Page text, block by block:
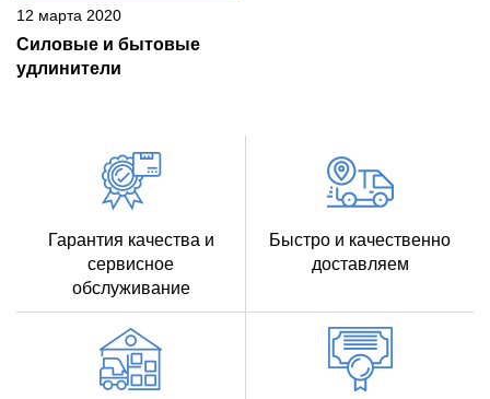
12 марта 2020
Силовые и бытовые
удлинители
Гарантия качества и
сервисное
обслуживание
Быстро и качественно
доставляем